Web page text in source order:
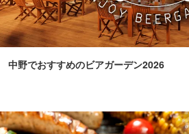
中野でおすすめのビアガーデン2026